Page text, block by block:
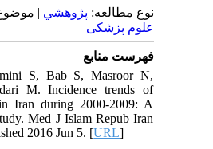
نوع مطالعه:پژوهشي| موضوع
علوم پزشکی
فهرست منابع
S, Bab S, Masroor N,
M. Incidence trends of
in Iran during 2000-2009: A
Med J Islam Repub Iran
2016 Jun 5. [URL